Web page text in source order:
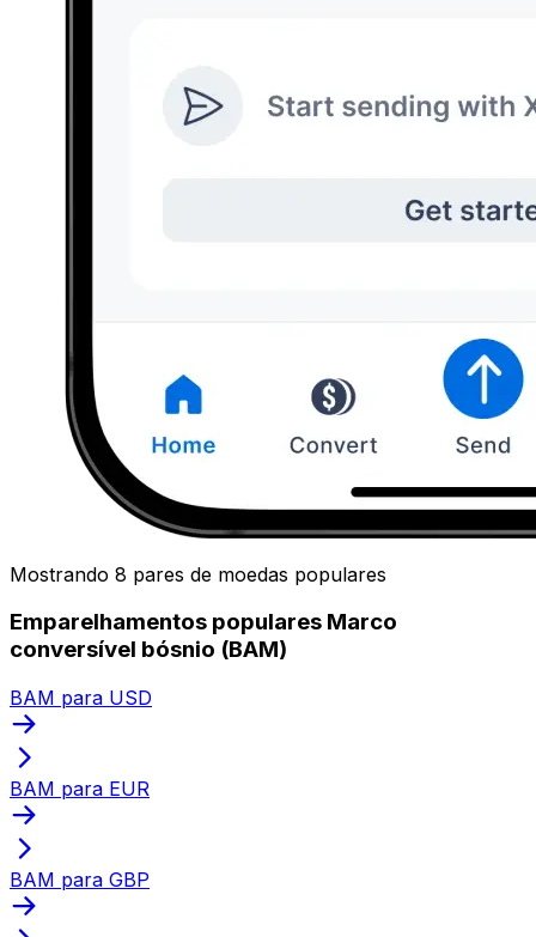
Mostrando 8 pares de moedas populares
Emparelhamentos populares Marco
conversível bósnio (BAM)
BAM para USD
BAM para EUR
BAM para GBP